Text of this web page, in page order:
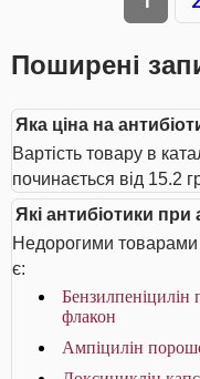
Поширені
Яка ціна на
Вартість товару в
починається від 15.2
Які антибіотики при
Недорогими товарами
є:
Бензилпеніцилін
флакон
Ампіцилін